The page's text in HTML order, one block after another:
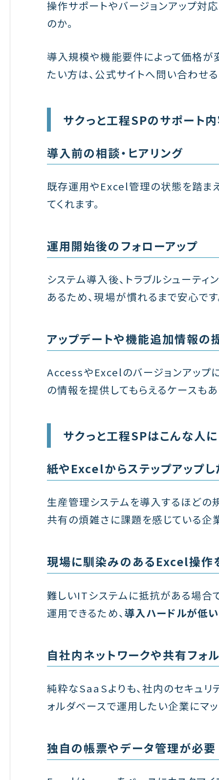
操作サポートやバージョンアップ対
のか。
導入規模や機能要件によって価格
たい方は、公式サイトへ問い合わせ
サクっと工程SPのサポート
導入前の相談・ヒアリング
既存運用やExcel管理の状態を踏ま
てくれます。
運用開始後のフォローアップ
システム導入後、トラブルシューテ
あるため、現場が慣れるまで安心です
アップデートや機能追加情報の
AccessやExcelのバージョンアップ
の情報を提供してもらえるケースもあ
サクっと工程SPはこんな人
紙やExcelからステップアップ
生産管理システムを導入するほど
共有の煩雑さに課題を感じている企
現場に馴染みのあるExcel操作
難しいITシステムに抵抗がある場
運用できるため、 導入ハードルが低い
自社内ネットワークや共有フォ
純粋なSaaSよりも、社内のセキュリ
ォルダベースで運用したい企業にマッ
独自の帳票やデータ管理が必要